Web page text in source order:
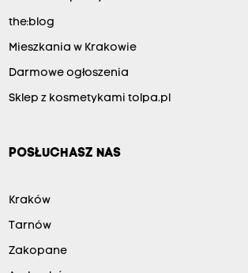
the:blog
Mieszkania w Krakowie
Darmowe ogłoszenia
Sklep z kosmetykami tolpa.pl
POSŁUCHASZ NAS
Kraków
Tarnów
Zakopane